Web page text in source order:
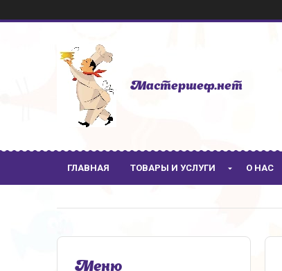
Мастершеф.нет
ГЛАВНАЯ ТОВАРЫ И УСЛУГИ О НАС